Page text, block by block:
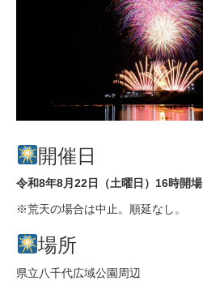
開催日
令和8年8月22日（土曜日）16時開場
※荒天の場合は中止。順延なし。
場所
県立八千代広域公園周辺